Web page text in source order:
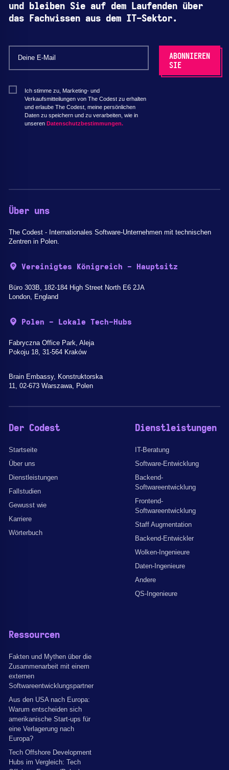
und bleiben Sie auf dem Laufenden über
das Fachwissen aus dem IT-Sektor.
Ich stimme zu, Marketing- und
Verkaufsmitteilungen von The Codest zu erhalten
und erlaube The Codest, meine persönlichen
Daten zu speichern und zu verarbeiten, wie in
unseren Datenschutzbestimmungen.
Über uns
The Codest - Internationales Software-Unternehmen mit technischen
Zentren in Polen.
Vereinigtes Königreich - Hauptsitz
Büro 303B, 182-184 High Street North E6 2JA
London, England
Polen - Lokale Tech-Hubs
Fabryczna Office Park, Aleja
Pokoju 18, 31-564 Kraków
Brain Embassy, Konstruktorska
11, 02-673 Warszawa, Polen
Der Codest
Startseite
Über uns
Dienstleistungen
Fallstudien
Gewusst wie
Karriere
Wörterbuch
Dienstleistungen
IT-Beratung
Software-Entwicklung
Backend-
Softwareentwicklung
Frontend-
Softwareentwicklung
Staff Augmentation
Backend-Entwickler
Wolken-Ingenieure
Daten-Ingenieure
Andere
QS-Ingenieure
Ressourcen
Fakten und Mythen über die
Zusammenarbeit mit einem
externen
Softwareentwicklungspartner
Aus den USA nach Europa:
Warum entscheiden sich
amerikanische Start-ups für
eine Verlagerung nach
Europa?
Tech Offshore Development
Hubs im Vergleich: Tech